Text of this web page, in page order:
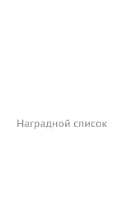
Наградной список